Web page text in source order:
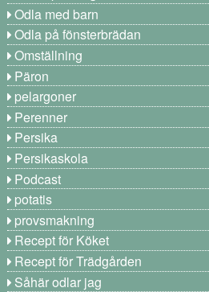
Odla med barn
Odla på fönsterbrädan
Omställning
Päron
pelargoner
Perenner
Persika
Persikaskola
Podcast
potatis
provsmakning
Recept för Köket
Recept för Trädgården
Såhär odlar jag